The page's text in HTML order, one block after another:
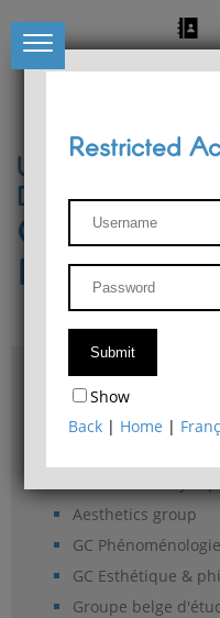
University of
Départment of
Center for
Research
Access & maps
Philosophy
Aesthetics group
GC Phénoménologie
GC Esthétique &
Groupe belge
Restricted
Show
Back | Home |